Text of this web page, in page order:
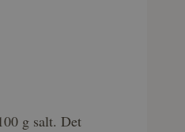
g salt. Det